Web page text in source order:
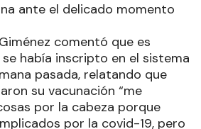
ante el delicado momento
comentó que es
había inscripto en el sistema
pasada, relatando que
su vacunación “me
por la cabeza porque
por la covid-19, pero